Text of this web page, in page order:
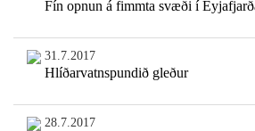
Fín opnun á fimmta svæði í
31.7.2017
Hlíðarvatnspundið gleður
28.7.2017